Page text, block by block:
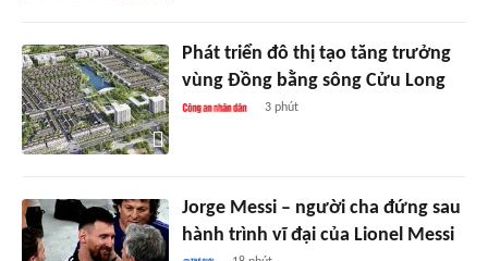
Phát triển đô thị tạo tăng trưởng
vùng Đồng bằng sông Cửu Long
3 phút
Jorge Messi – người cha đứng sau
hành trình vĩ đại của Lionel Messi